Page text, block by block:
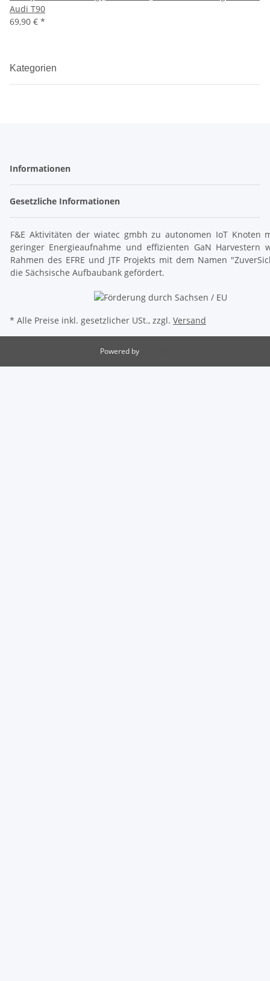
Audi T90
69,90 € *
Kategorien
Informationen
Gesetzliche Informationen
F&E Aktivitäten der wiatec gmbh zu autonomen IoT Knoten
geringer Energieaufnahme und effizienten GaN Harvestern
Rahmen des EFRE und JTF Projekts mit dem Namen
die Sächsische Aufbaubank gefördert.
* Alle Preise inkl. gesetzlicher USt., zzgl. Versand
Powered by